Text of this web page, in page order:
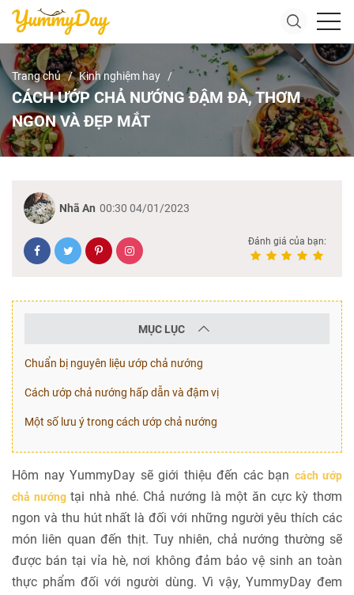
Trang chủ Kinh nghiệm hay
CÁCH ƯỚP CHẢ NƯỚNG ĐẬM ĐÀ, THƠM
NGON VÀ ĐẸP MẮT
Nhã An 00:30 04/01/2023
Đánh giá của bạn:
MỤC LỤC
Chuẩn bị nguyên liệu ướp chả nướng
Cách ướp chả nướng hấp dẫn và đậm vị
Một số lưu ý trong cách ướp chả nướng
Hôm nay YummyDay sẽ giới thiệu đến các bạn cách ướp
chả nướngtại nhà nhé. Chả nướng là một ăn cực kỳ thơm
ngon và thu hút nhất là đối với những người yêu thích các
món liên quan đến thịt. Tuy nhiên, chả nướng thường sẽ
được bán tại vỉa hè, nơi không đảm bảo vệ sinh an toàn
thực phẩm đối với người dùng. Vì vậy, YummyDay đem